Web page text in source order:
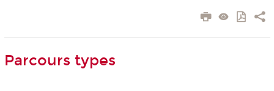
Parcours types